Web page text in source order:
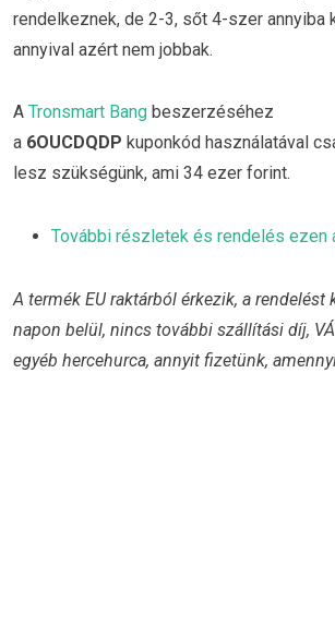
rendelkeznek, de 2-3, sőt 4-szer annyiba
annyival azért nem jobbak.
A Tronsmart Bang beszerzéséhez
a 6OUCDQDP kuponkód használatával
lesz szükségünk, ami 34 ezer forint.
További részletek és rendelés ezen
A termék EU raktárból érkezik, a rendelést
napon belül, nincs további szállítási díj,
egyéb hercehurca, annyit fizetünk,